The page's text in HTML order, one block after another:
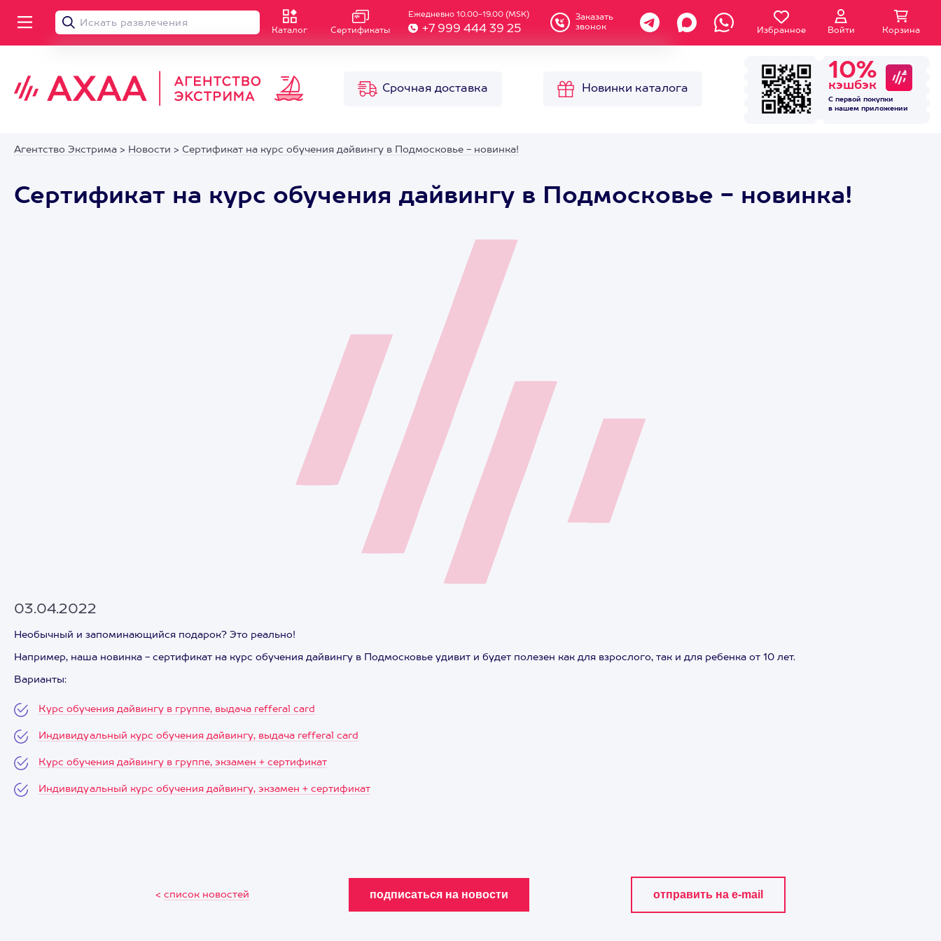
Каталог Сертификаты
Ежедневно 10.00-19.00 (MSK)
+7 999 444 39 25
Заказать
звонок
Избранное Войти Корзина
Срочная доставка Новинки каталога
10%
кэшбэк
С первой покупки
в нашем приложении
Агентство Экстрима > Новости > Сертификат на курс обучения дайвингу в Подмосковье - новинка!
Сертификат на курс обучения дайвингу в Подмосковье - новинка!
03.04.2022
Необычный и запоминающийся подарок? Это реально!
Например, наша новинка - сертификат на курс обучения дайвингу в Подмосковье удивит и будет полезен как для взрослого, так и для ребенка от 10 лет.
Варианты:
Курс обучения дайвингу в группе, выдача refferal card
Индивидуальный курс обучения дайвингу, выдача refferal card
Курс обучения дайвингу в группе, экзамен + сертификат
Индивидуальный курс обучения дайвингу, экзамен + сертификат
< список новостей